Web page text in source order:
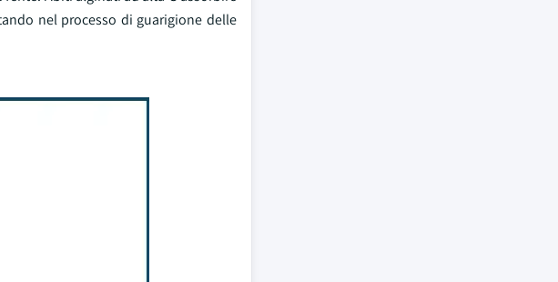
nel processo di guarigione delle